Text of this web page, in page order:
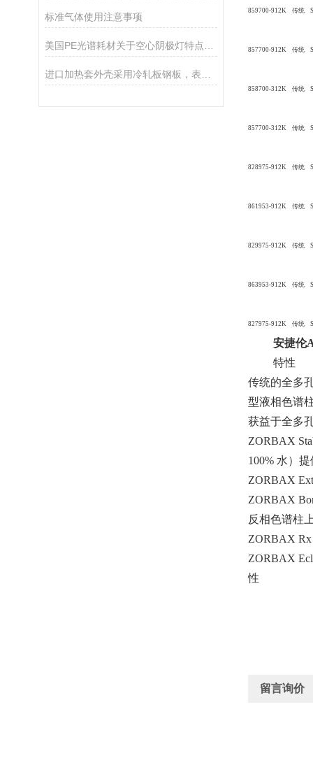
标准气体使用注意事项
859700-912K 传统
857700-912K 传统
858700-312K 传统
857700-312K 传统
828975-912K 传统
861953-912K 传统
829975-912K 传统
863953-912K 传统
827975-912K 传统
安捷伦
特性
传统的全多
型液相色谱
获益于全多
ZORBAX
100% 水）
ZORBAX
ZORBAX
反相色谱柱
ZORBAX
ZORBAX
性
留言询价